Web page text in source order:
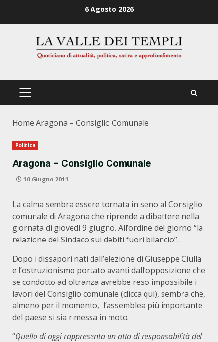
6 Agosto 2026
PRIMÄRES
Home Aragona – Consiglio Comunale
Politica
Aragona – Consiglio Comunale
10 Giugno 2011
La calma sembra essere tornata in seno al Consiglio
comunale di Aragona che riprende a dibattere nella
giornata di giovedì 9 giugno. All’ordine del giorno “la
relazione del Sindaco sui debiti fuori bilancio”.
Dopo i dissapori nati dall’elezione di Giuseppe Ciulla
e l’ostruzionismo portato avanti dall’opposizione che
se condotto ad oltranza avrebbe reso impossibile i
lavori del Consiglio comunale (clicca qui), sembra che,
almeno per il momento, l’assemblea più importante
del paese si sia rimessa in moto.
“Quello di oggi rappresenta un atto di responsabilità del